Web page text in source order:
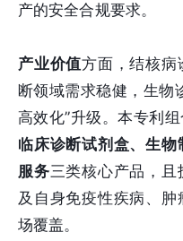
产的安全合规要求。
产业价值方面，结核病
断领域需求稳健，生物
高效化”升级。本专利
临床诊断试剂盒、生
服务三类核心产品，且
及自身免疫性疾病、
场覆盖。